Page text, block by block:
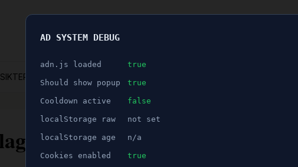
SPORT NÖJE
ANNONS
– bråkade om
AD SYSTEM DEBUG
adn.js loaded true
Should show popup true
Cooldown active false
localStorage raw not set
localStorage age n/a
Cookies enabled true